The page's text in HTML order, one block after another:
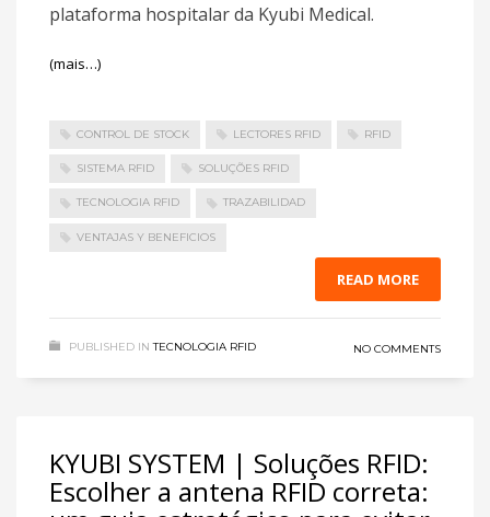
plataforma hospitalar da Kyubi Medical.
(mais…)
CONTROL DE STOCK LECTORES RFID RFID
SISTEMA RFID SOLUÇÕES RFID
TECNOLOGIA RFID TRAZABILIDAD
VENTAJAS Y BENEFICIOS
READ MORE
PUBLISHED IN TECNOLOGIA RFID NO COMMENTS
KYUBI SYSTEM | Soluções RFID:
Escolher a antena RFID correta: